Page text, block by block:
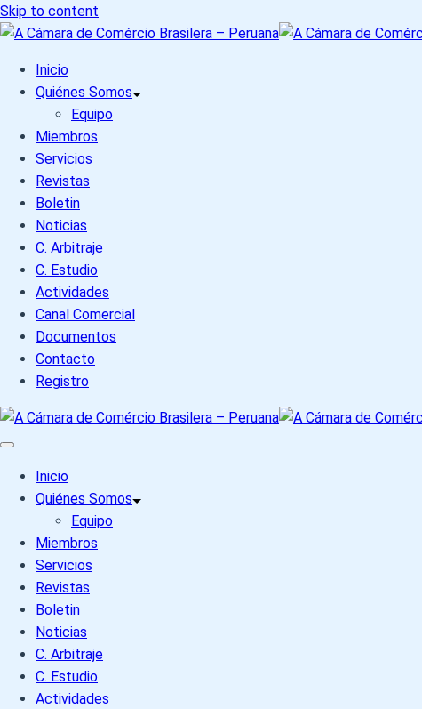
Skip to content
Inicio
Quiénes Somos
Equipo
Miembros
Servicios
Revistas
Boletin
Noticias
C. Arbitraje
C. Estudio
Actividades
Canal Comercial
Documentos
Contacto
Registro
Inicio
Quiénes Somos
Equipo
Miembros
Servicios
Revistas
Boletin
Noticias
C. Arbitraje
C. Estudio
Actividades